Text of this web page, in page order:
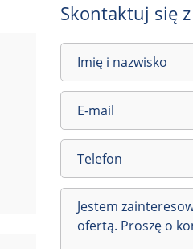
Skontaktuj się